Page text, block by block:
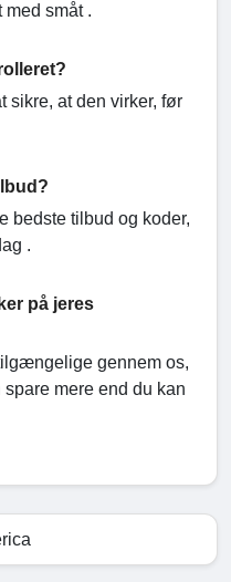
småt .
sikre, at den virker, før
bedste tilbud og koder,
.
på jeres
gennem os,
mere end du kan